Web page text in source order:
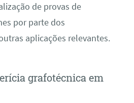
de provas de
por parte dos
aplicações relevantes.
grafotécnica em